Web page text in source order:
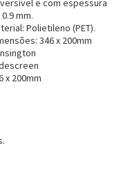
e com espessura
mm.
Polietileno (PET).
346 x 200mm
x 200mm